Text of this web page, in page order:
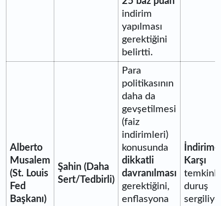
indirim
yapılması
gerektiğini
belirtti.
Alberto
Musalem
(St. Louis
Fed
Başkanı)
Şahin (Daha
Sert/Tedbirli)
Para
politikasının
daha da
gevşetilmesi
(faiz
indirimleri)
konusunda
dikkatli
davranılması
gerektiğini,
enflasyona
İndirime
Karşı
temkinli
duruş